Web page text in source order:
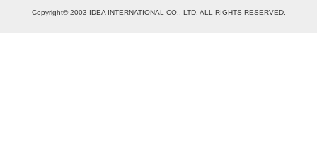
Copyright© 2003 IDEA INTERNATIONAL CO., LTD. ALL RIGHTS RESERVED.